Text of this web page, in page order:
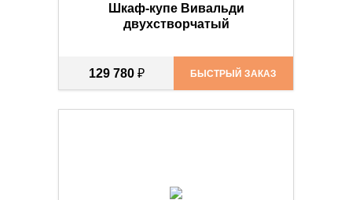
Шкаф-купе Вивальди
двухстворчатый
129 780 ₽ БЫСТРЫЙ ЗАКАЗ